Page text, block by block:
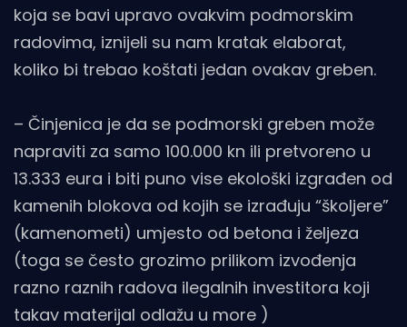
koja se bavi upravo ovakvim podmorskim
radovima, iznijeli su nam kratak elaborat,
koliko bi trebao koštati jedan ovakav greben.
– Činjenica je da se podmorski greben može
napraviti za samo 100.000 kn ili pretvoreno u
13.333 eura i biti puno vise ekološki izgrađen od
kamenih blokova od kojih se izrađuju “školjere”
(kamenometi) umjesto od betona i željeza
(toga se često grozimo prilikom izvođenja
razno raznih radova ilegalnih investitora koji
takav materijal odlažu u more )